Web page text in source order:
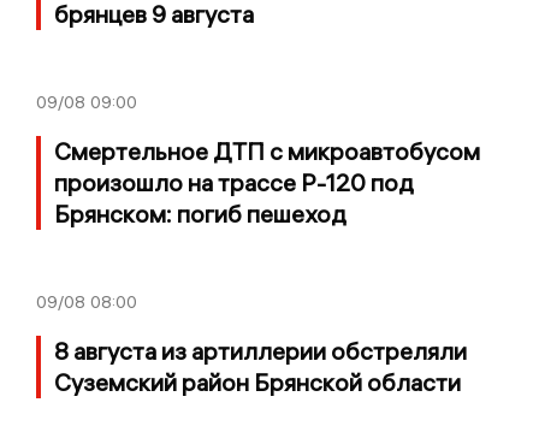
брянцев 9 августа
09/08 09:00
Смертельное ДТП с микроавтобусом
произошло на трассе Р-120 под
Брянском: погиб пешеход
09/08 08:00
8 августа из артиллерии обстреляли
Суземский район Брянской области